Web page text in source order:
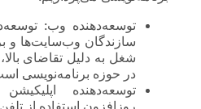
توسعه‌دهنده وب:
سازندگان وب‌سایت‌ها و
شغل به دلیل تقاضای
در حوزه برنامه‌نویسی
توسعه‌دهنده